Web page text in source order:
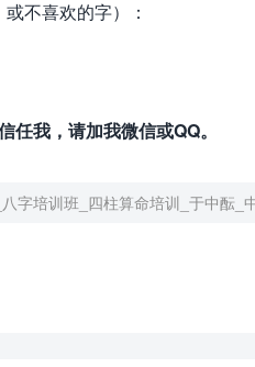
不喜欢的字）：
任我，请加我微信或QQ。
字培训班_四柱算命培训_于中酝_